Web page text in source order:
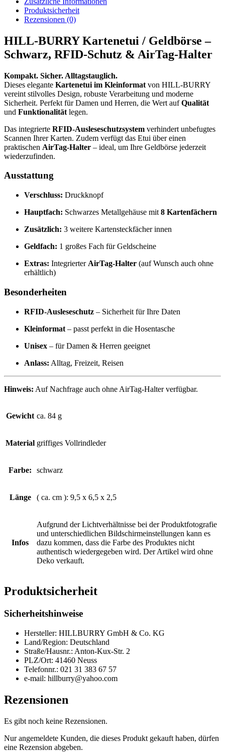
Produktsicherheit
Rezensionen (0)
HILL-BURRY Kartenetui / Geldbörse –
Schwarz, RFID-Schutz & AirTag-Halter
Kompakt. Sicher. Alltagstauglich.
Dieses elegante Kartenetui im Kleinformat von HILL-BURRY
vereint stilvolles Design, robuste Verarbeitung und moderne
Sicherheit. Perfekt für Damen und Herren, die Wert aufQualität
und Funktionalität legen.
Das integrierte RFID-Ausleseschutzsystem verhindert unbefugtes
Scannen Ihrer Karten. Zudem verfügt das Etui über einen
praktischen AirTag-Halter – ideal, um Ihre Geldbörse jederzeit
wiederzufinden.
Ausstattung
Verschluss: Druckknopf
Hauptfach: Schwarzes Metallgehäuse mit 8 Kartenfächern
Zusätzlich: 3 weitere Kartensteckfächer innen
Geldfach: 1 großes Fach für Geldscheine
Extras: Integrierter AirTag-Halter (auf Wunsch auch ohne
erhältlich)
Besonderheiten
RFID-Ausleseschutz – Sicherheit für Ihre Daten
Kleinformat – passt perfekt in die Hosentasche
Unisex – für Damen & Herren geeignet
Anlass: Alltag, Freizeit, Reisen
Hinweis: Auf Nachfrage auch ohne AirTag-Halter verfügbar.
Gewicht ca. 84 g
Material griffiges Vollrindleder
Farbe: schwarz
Länge ( ca. cm ): 9,5 x 6,5 x 2,5
Infos
Aufgrund der Lichtverhältnisse bei der Produktfotografie
und unterschiedlichen Bildschirmeinstellungen kann es
dazu kommen, dass die Farbe des Produktes nicht
authentisch wiedergegeben wird. Der Artikel wird ohne
Deko verkauft.
Produktsicherheit
Sicherheitshinweise
Hersteller: HILLBURRY GmbH & Co. KG
Land/Region: Deutschland
Straße/Hausnr.: Anton-Kux-Str. 2
PLZ/Ort: 41460 Neuss
Telefonnr.: 021 31 383 67 57
e-mail: hillburry@yahoo.com
Rezensionen
Es gibt noch keine Rezensionen.
Nur angemeldete Kunden, die dieses Produkt gekauft haben, dürfen
eine Rezension abgeben.